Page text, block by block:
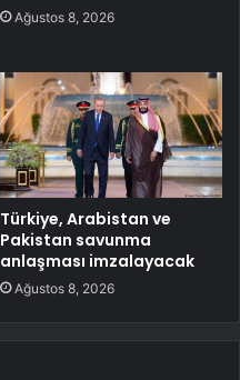
Ağustos 8, 2026
Türkiye, Arabistan ve
Pakistan savunma
anlaşması imzalayacak
Ağustos 8, 2026